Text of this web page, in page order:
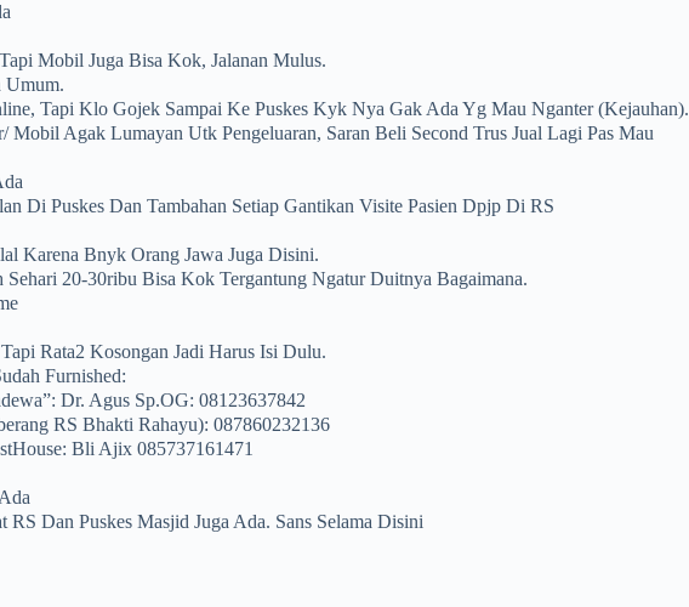
Mobil Juga Bisa Kok, Jalanan Mulus.
Umum.
Tapi Klo Gojek Sampai Ke Puskes Kyk Nya Gak Ada Yg Mau Nganter (kejauhan).
Mobil Agak Lumayan Utk Pengeluaran, Saran Beli Second Trus Jual Lagi Pas Mau
Di Puskes Dan Tambahan Setiap Gantikan Visite Pasien Dpjp Di RS
Karena Bnyk Orang Jawa Juga Disini.
20-30ribu Bisa Kok Tergantung Ngatur Duitnya Bagaimana.
Rata2 Kosongan Jadi Harus Isi Dulu.
Furnished:
Dr. Agus Sp.OG: 08123637842
RS Bhakti Rahayu): 087860232136
Bli Ajix 085737161471
Dan Puskes Masjid Juga Ada. Sans Selama Disini